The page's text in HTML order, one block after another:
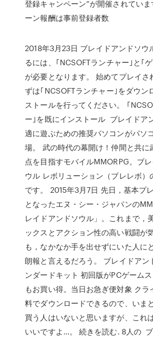
登録キャンペーン”が開催されてい
ーン報酬は事前登録者数
2018年3月23日 ブレイドアンドソウ
るには、｢NCSOFTランチャー｣と｢
が必要となります。 始めてプレイさ
ずは｢NCSOFTランチャー｣をダウン
ストールを行ってください。 ｢
ー｣を既にインストール ブレイドア
適に遊ぶための推奨パソコンがパソ
場。 武の時代の幕開け！仲間と共に
点を目指すモバイルMMORPG。ブ
ウル レボリューション（ブレレボ）
です。 2015年3月7日 先日，基本プ
となったエヌ・シー・ジャパンの
レイドアンドソウル」。これまで，
ックスとアクション性の高い戦闘が
も，なかなか手を出せずにいた人に
朗報と言えるだろう。 ブレイドアン
ンダードキット 初回版がPCゲーム
もお買い得。当日お急ぎ便対象 クラ
料でダウンロードできるので、いま
買う人はいないと思いますが、これ
いいですよ…。 続きを読む. 8人の